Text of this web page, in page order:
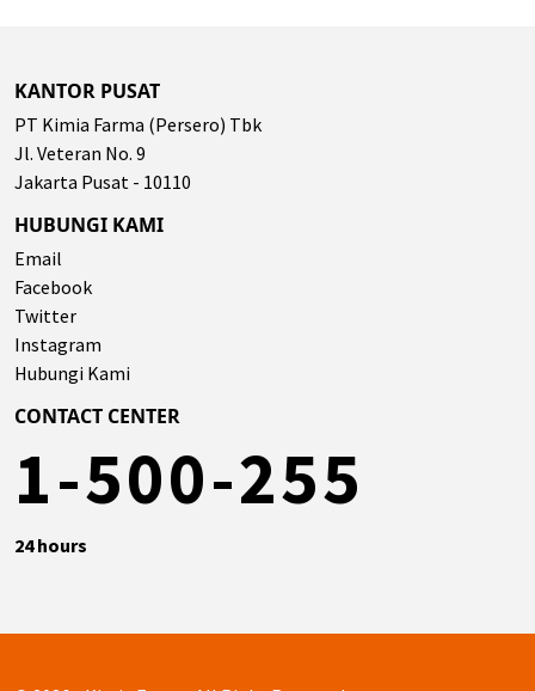
KANTOR PUSAT
PT Kimia Farma (Persero) Tbk
Jl. Veteran No. 9
Jakarta Pusat - 10110
HUBUNGI KAMI
Email
Facebook
Twitter
Instagram
Hubungi Kami
CONTACT CENTER
1-500-255
24 hours